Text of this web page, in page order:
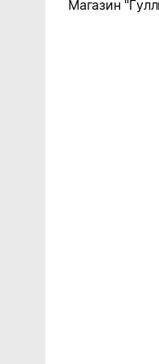
Магазин